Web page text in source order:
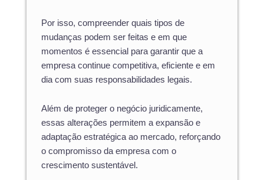
Por isso, compreender quais tipos de
mudanças podem ser feitas e em que
momentos é essencial para garantir que a
empresa continue competitiva, eficiente e em
dia com suas responsabilidades legais.
Além de proteger o negócio juridicamente,
essas alterações permitem a expansão e
adaptação estratégica ao mercado, reforçando
o compromisso da empresa com o
crescimento sustentável.